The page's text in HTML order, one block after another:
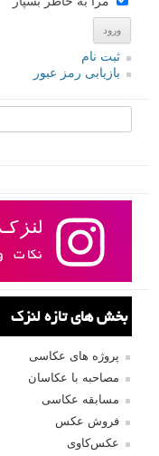
ثبت نام
بازیابی رمز عبور
بخش های تازه لنزک
پروژه های عکاسی
مصاحبه با عکاسان
مسابقه عکاسی
فروش عکس
عکس‌کاوی